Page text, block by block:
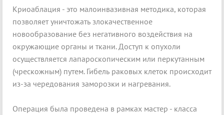
Криоаблация - это малоинвазивная методика, которая
позволяет уничтожать злокачественное
новообразование без негативного воздействия на
окружающие органы и ткани. Доступ к опухоли
осуществляется лапароскопическим или перкутанным
(чрескожным) путем. Гибель раковых клеток происходит
из-за чередования заморозки и нагревания.
Операция была проведена в рамках мастер - класса